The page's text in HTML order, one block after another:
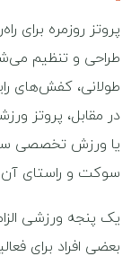
پروتز روزمره برای
طراحی و تنظیم
طولانی، کفش‌های
در مقابل، پروتز
یا ورزش تخصصی
سوکت و راستای آن
یک پنجه ورزشی
بعضی افراد برای